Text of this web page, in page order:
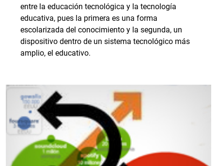
entre la educación tecnológica y la tecnología
educativa, pues la primera es una forma
escolarizada del conocimiento y la segunda, un
dispositivo dentro de un sistema tecnológico más
amplio, el educativo.